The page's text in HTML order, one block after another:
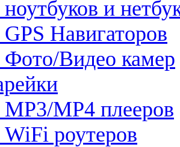
и
Навигаторов
Видео камер
MP4 плееров
роутеров